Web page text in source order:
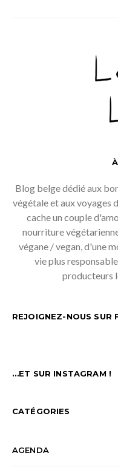
Blog belge dédié aux
végétale et aux voyages
cache un couple
nourriture
végane / vegan, d'une
vie plus
producteurs
REJOIGNEZ-NOUS SUR
…ET SUR INSTAGRAM !
CATÉGORIES
AGENDA